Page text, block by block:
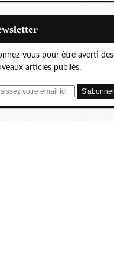
vous pour être averti des
articles publiés.